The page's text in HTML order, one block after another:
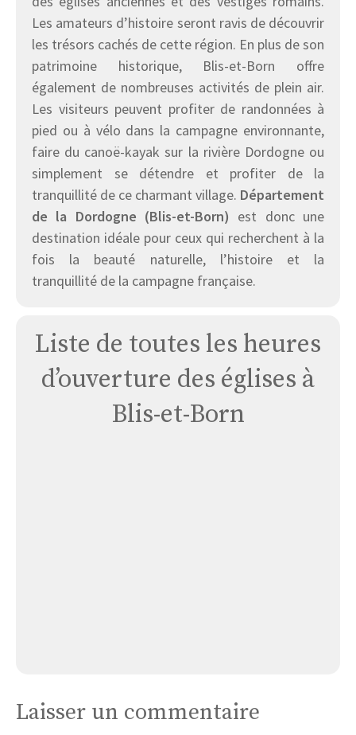
Les amateurs d’histoire seront ravis de découvrir
les trésors cachés de cette région. En plus de son
patrimoine historique, Blis-et-Born offre
également de nombreuses activités de plein air.
Les visiteurs peuvent profiter de randonnées à
pied ou à vélo dans la campagne environnante,
faire du canoë-kayak sur la rivière Dordogne ou
simplement se détendre et profiter de la
tranquillité de ce charmant village. Département
de la Dordogne (Blis-et-Born) est donc une
destination idéale pour ceux qui recherchent à la
fois la beauté naturelle, l’histoire et la
tranquillité de la campagne française.
Liste de toutes les heures
d’ouverture des églises à
Blis-et-Born
Laisser un commentaire